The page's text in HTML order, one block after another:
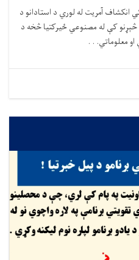
آمریت له لوري د استادانو د
کې له مصنوعي ځیرکتیا څخه د
معلوماتي. . .